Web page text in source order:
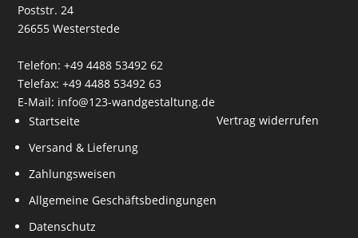
Poststr. 24
26655 Westerstede
Telefon: +49 4488 53492 62
Telefax: +49 4488 53492 63
E-Mail: info@123-wandgestaltung.de
Startseite
Versand & Lieferung
Zahlungsweisen
Allgemeine Geschäftsbedingungen
Datenschutz
Vertrag widerrufen